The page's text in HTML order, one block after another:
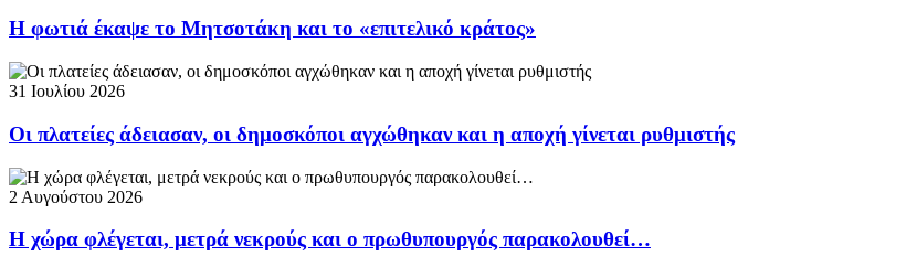
Η φωτιά έκαψε το Μητσοτάκη και το «επιτελικό κράτος»
31 Ιουλίου 2026
Οι πλατείες άδειασαν, οι δημοσκόποι αγχώθηκαν και η αποχή γίνεται ρυθμιστής
2 Αυγούστου 2026
Η χώρα φλέγεται, μετρά νεκρούς και ο πρωθυπουργός παρακολουθεί…